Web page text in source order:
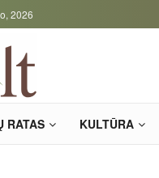
2026
RATAS KULTŪRA